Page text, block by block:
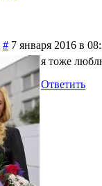
# 7 января 2016 в
я тоже
Ответить